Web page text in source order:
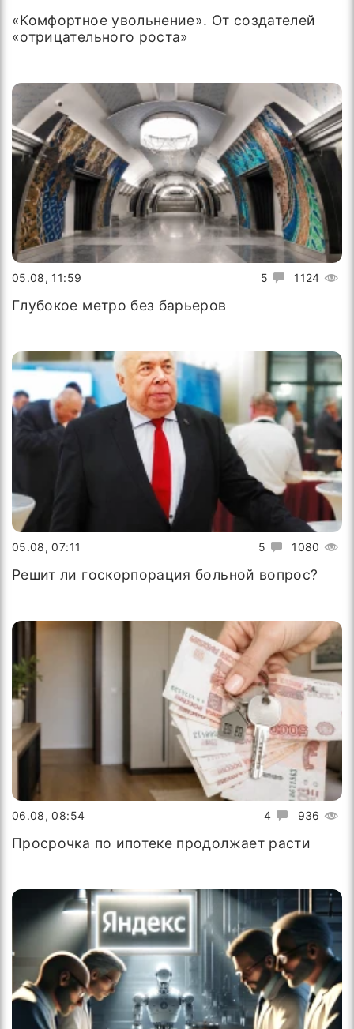
«Комфортное увольнение». От создателей
«отрицательного роста»
5 1124
05.08, 11:59
Глубокое метро без барьеров
5 1080
05.08, 07:11
Решит ли госкорпорация больной вопрос?
4 936
06.08, 08:54
Просрочка по ипотеке продолжает расти